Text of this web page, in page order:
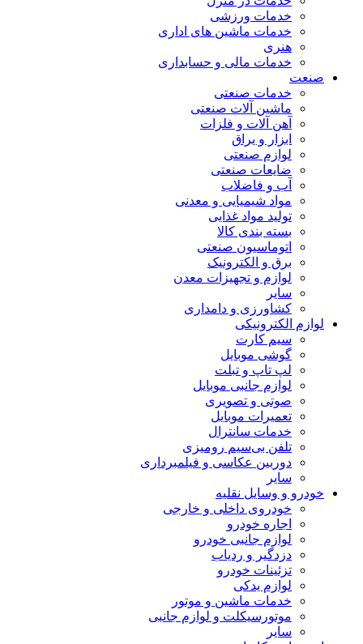
خدمات ورزشی
خدمات ماشین های اداری
هنری
خدمات مالی و حسابداری
صنعت
خدمات صنعتی
ماشین آلات صنعتی
آهن آلات و فلزات
ابزار و یراق
لوازم صنعتی
ضایعات صنعتی
آب و فاضلاب
مواد شیمیایی و معدنی
تولید مواد غذایی
بسته بندی کالا
اتوماسیون صنعتی
برق و الکترونیک
لوازم و تجهیزات معدن
سایر
کشاورزی و دامداری
لوازم الکترونیکی
سیم کارت
گوشی موبایل
لپ تاپ و تبلت
لوازم جانبی موبایل
صوتی و تصویری
تعمیرات موبایل
خدمات سانترال
تلفن بی‌سیم رومیزی
دوربین عکاسی و فیلمبرداری
سایر
خودرو و وسایل نقلیه
خودروی داخلی و خارجی
اجاره خودرو
لوازم جانبی خودرو
دزدگیر و ردیاب
تزئینات خودرو
لوازم یدکی
خدمات ماشین و موتور
موتورسیکلت و لوازم جانبی
سایر